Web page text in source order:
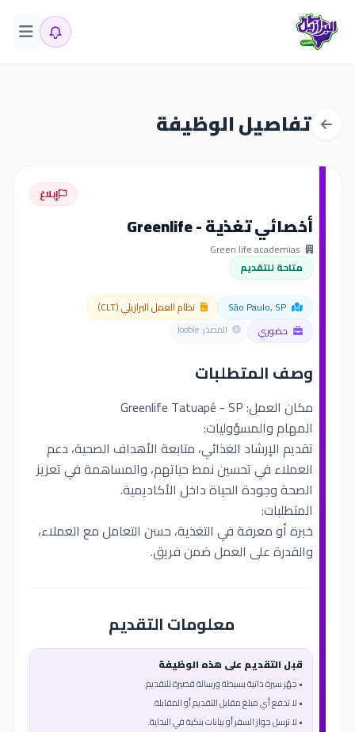
تفاصيل الوظيفة
إبلاغ
أخصائي تغذية - Greenlife
متاحة للتقديم
نظام العمل البرازيلي (CLT)
حضوري
المصدر: Jooble
وصف المتطلبات
مكان العمل: Greenlife Tatuapé - SP
المهام والمسؤوليات:
تقديم الإرشاد الغذائي، متابعة الأهداف الصحية، دعم
العملاء في تحسين نمط حياتهم، والمساهمة في تعزيز
الصحة وجودة الحياة داخل الأكاديمية.
المتطلبات:
خبرة أو معرفة في التغذية، حسن التعامل مع العملاء،
والقدرة على العمل ضمن فريق.
معلومات التقديم
قبل التقديم على هذه الوظيفة
• جهّز سيرة ذاتية بسيطة ورسالة قصيرة للتقديم.
• لا تدفع أي مبلغ مقابل التقديم أو المقابلة.
• لا ترسل جواز السفر أو بيانات بنكية في البداية.